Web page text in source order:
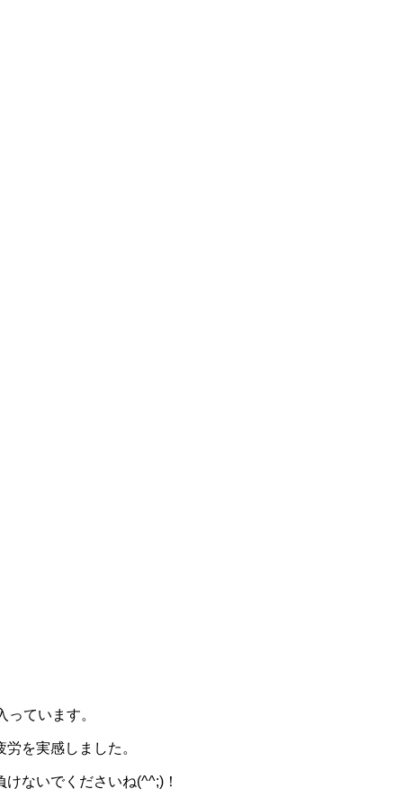
ています。
を実感しました。
ないでくださいね(^^;)！